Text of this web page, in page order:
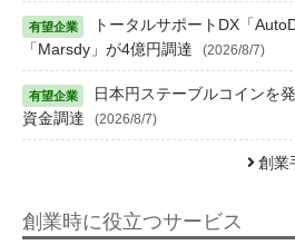
トータルサポートDX「
「Marsdy」が4億円調達
(2026/8/7)
日本円ステーブルコインを
資金調達
(2026/8/7)
創業
創業時に役立つサービス